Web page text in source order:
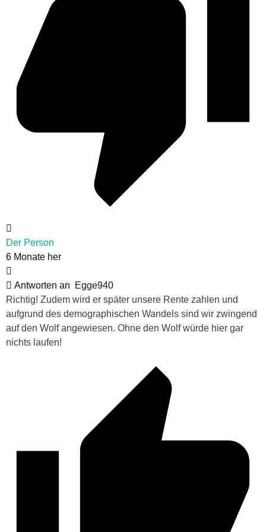
Der Person
6 Monate her
Antworten an
Egge940
Richtig! Zudem wird er später unsere Rente zahlen und
aufgrund des demographischen Wandels sind wir zwingend
auf den Wolf angewiesen. Ohne den Wolf würde hier gar
nichts laufen!